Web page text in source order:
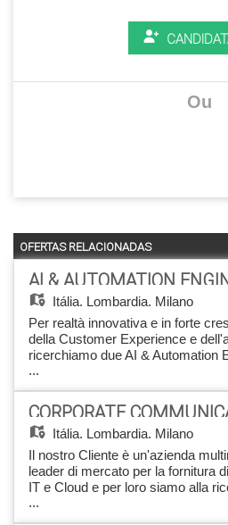
Ou
OFERTAS RELACIONADAS
AI & AUTOMATION
Itália, Lombardia, Milano
Per realtà innovativa e in forte
della Customer Experience e
ricerchiamo due AI & Automation
entreranno a far parte di un team
nello sviluppo di soluzioni
automazione basate su
figure saranno coinvolte nella
implementazione di chatbot,
intelligenti a supporto dei processi
Care, contribuendo attivamente
trasformazione digitale dei clienti.
principali - Progettazione e
...
Itália, Lombardia, Milano
Il nostro Cliente è un'azienda
leader di mercato per la fornitura
IT e Cloud e per loro siamo alla
Corporate Communication
Risorsa sarà inserita all'interno
...